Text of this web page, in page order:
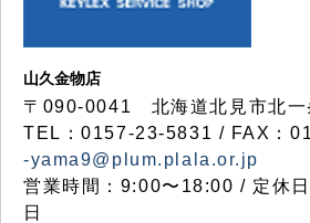
山久金物店
〒090-0041 北海道北見市北一
TEL：0157-23-5831 / FAX：
-yama9@plum.plala.or.jp
営業時間：9:00〜18:00 / 定休
日